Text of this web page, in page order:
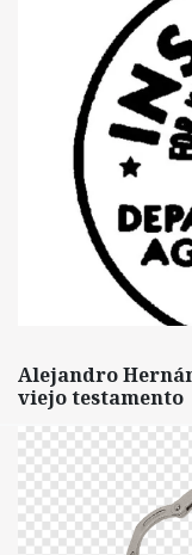
Alejandro
viejo testamento